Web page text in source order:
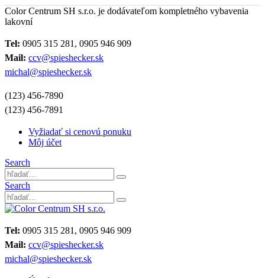
Color Centrum SH s.r.o. je dodávateľom kompletného vybavenia
lakovní
Tel: 0905 315 281, 0905 946 909
Mail: ccv@spieshecker.sk
michal@spieshecker.sk
(123) 456-7890
(123) 456-7891
Vyžiadať si cenovú ponuku
Môj účet
Search
Search
Tel: 0905 315 281, 0905 946 909
Mail: ccv@spieshecker.sk
michal@spieshecker.sk